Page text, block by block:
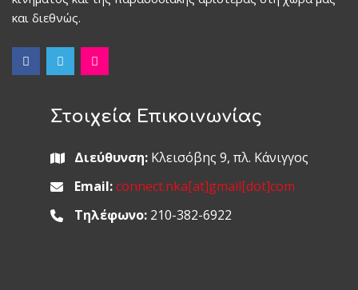
και διεθνώς.
Στοιχεία Επικοινωνίας
Διεύθυνση:Κλεισόβης 9, πλ. Κάνιγγος
Email: connect.nka[at]gmail[dot]com
Τηλέφωνο:210-382-6922